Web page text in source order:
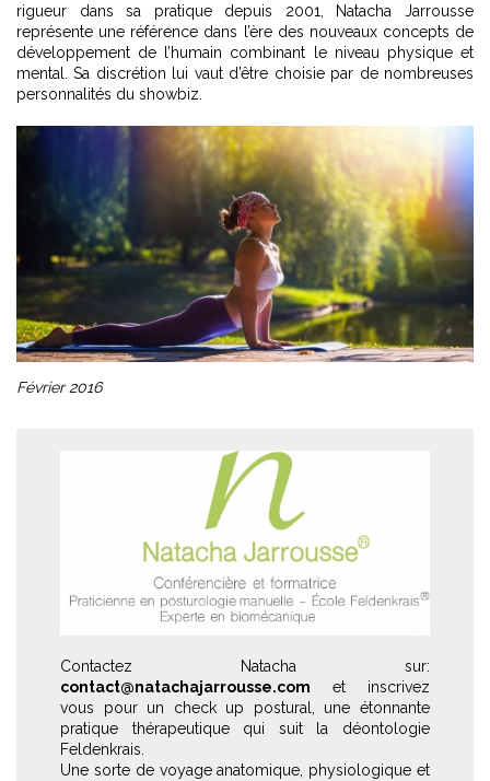
rigueur dans sa pratique depuis 2001, Natacha Jarrousse
représente une référence dans l’ère des nouveaux concepts de
développement de l’humain combinant le niveau physique et
mental. Sa discrétion lui vaut d’être choisie par de nombreuses
personnalités du showbiz.
Février 2016
Contactez Natacha sur:
contact@natachajarrousse.com et inscrivez
vous pour un check up postural, une étonnante
pratique thérapeutique qui suit la déontologie
Feldenkrais.
Une sorte de voyage anatomique, physiologique et